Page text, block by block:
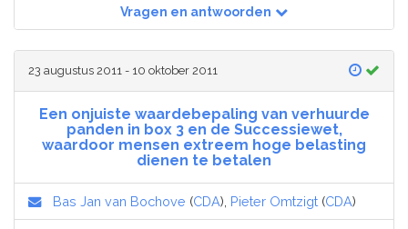
Vragen en antwoorden
23 augustus 2011 - 10 oktober 2011
Een onjuiste waardebepaling van verhuurde
panden in box 3 en de Successiewet,
waardoor mensen extreem hoge belasting
dienen te betalen
Bas Jan van Bochove (CDA), Pieter Omtzigt (CDA)